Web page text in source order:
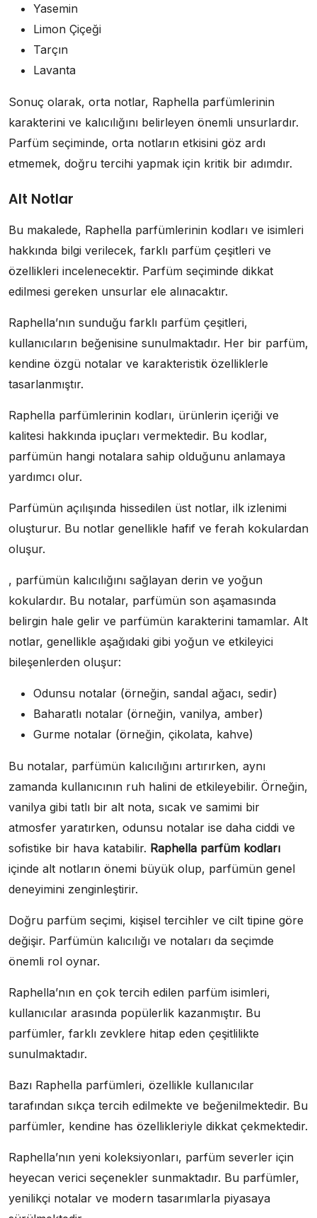
Yasemin
Limon Çiçeği
Tarçın
Lavanta
Sonuç olarak, orta notlar, Raphella parfümlerinin
karakterini ve kalıcılığını belirleyen önemli unsurlardır.
Parfüm seçiminde, orta notların etkisini göz ardı
etmemek, doğru tercihi yapmak için kritik bir adımdır.
Alt Notlar
Bu makalede, Raphella parfümlerinin kodları ve isimleri
hakkında bilgi verilecek, farklı parfüm çeşitleri ve
özellikleri incelenecektir. Parfüm seçiminde dikkat
edilmesi gereken unsurlar ele alınacaktır.
Raphella’nın sunduğu farklı parfüm çeşitleri,
kullanıcıların beğenisine sunulmaktadır. Her bir parfüm,
kendine özgü notalar ve karakteristik özelliklerle
tasarlanmıştır.
Raphella parfümlerinin kodları, ürünlerin içeriği ve
kalitesi hakkında ipuçları vermektedir. Bu kodlar,
parfümün hangi notalara sahip olduğunu anlamaya
yardımcı olur.
Parfümün açılışında hissedilen üst notlar, ilk izlenimi
oluşturur. Bu notlar genellikle hafif ve ferah kokulardan
oluşur.
, parfümün kalıcılığını sağlayan derin ve yoğun
kokulardır. Bu notalar, parfümün son aşamasında
belirgin hale gelir ve parfümün karakterini tamamlar. Alt
notlar, genellikle aşağıdaki gibi yoğun ve etkileyici
bileşenlerden oluşur:
Odunsu notalar (örneğin, sandal ağacı, sedir)
Baharatlı notalar (örneğin, vanilya, amber)
Gurme notalar (örneğin, çikolata, kahve)
Bu notalar, parfümün kalıcılığını artırırken, aynı
zamanda kullanıcının ruh halini de etkileyebilir. Örneğin,
vanilya gibi tatlı bir alt nota, sıcak ve samimi bir
atmosfer yaratırken, odunsu notalar ise daha ciddi ve
sofistike bir hava katabilir. Raphella parfüm kodları
içinde alt notların önemi büyük olup, parfümün genel
deneyimini zenginleştirir.
Doğru parfüm seçimi, kişisel tercihler ve cilt tipine göre
değişir. Parfümün kalıcılığı ve notaları da seçimde
önemli rol oynar.
Raphella’nın en çok tercih edilen parfüm isimleri,
kullanıcılar arasında popülerlik kazanmıştır. Bu
parfümler, farklı zevklere hitap eden çeşitlilikte
sunulmaktadır.
Bazı Raphella parfümleri, özellikle kullanıcılar
tarafından sıkça tercih edilmekte ve beğenilmektedir. Bu
parfümler, kendine has özellikleriyle dikkat çekmektedir.
Raphella’nın yeni koleksiyonları, parfüm severler için
heyecan verici seçenekler sunmaktadır. Bu parfümler,
yenilikçi notalar ve modern tasarımlarla piyasaya